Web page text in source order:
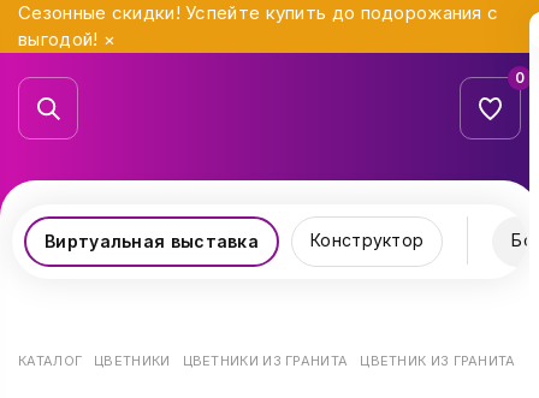
Сезонные скидки! Успейте купить до подорожания с
выгодой! ×
0
Виртуальная выставка Конструктор
КАТАЛОГ ЦВЕТНИКИ ЦВЕТНИКИ ИЗ ГРАНИТА ЦВЕТНИК ИЗ ГРАНИТА